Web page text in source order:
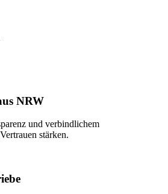
NRW
und verbindlichem
stärken.